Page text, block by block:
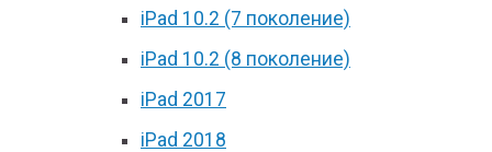
iPad 10.2 (7 поколение)
iPad 10.2 (8 поколение)
iPad 2017
iPad 2018